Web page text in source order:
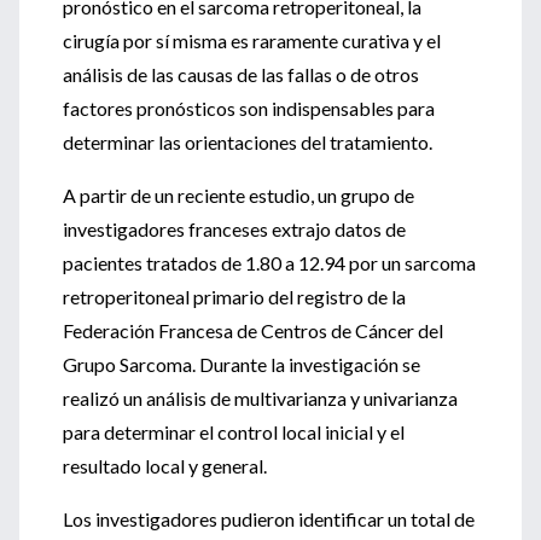
pronóstico en el sarcoma retroperitoneal, la
cirugía por sí misma es raramente curativa y el
análisis de las causas de las fallas o de otros
factores pronósticos son indispensables para
determinar las orientaciones del tratamiento.
A partir de un reciente estudio, un grupo de
investigadores franceses extrajo datos de
pacientes tratados de 1.80 a 12.94 por un sarcoma
retroperitoneal primario del registro de la
Federación Francesa de Centros de Cáncer del
Grupo Sarcoma. Durante la investigación se
realizó un análisis de multivarianza y univarianza
para determinar el control local inicial y el
resultado local y general.
Los investigadores pudieron identificar un total de